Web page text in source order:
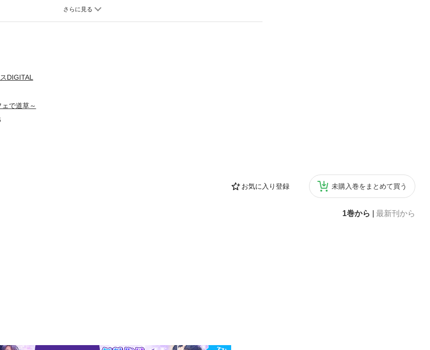
お気に入り登録 未購入巻をまとめて買う
1巻から 最新刊から
DIGITAL
で道草～